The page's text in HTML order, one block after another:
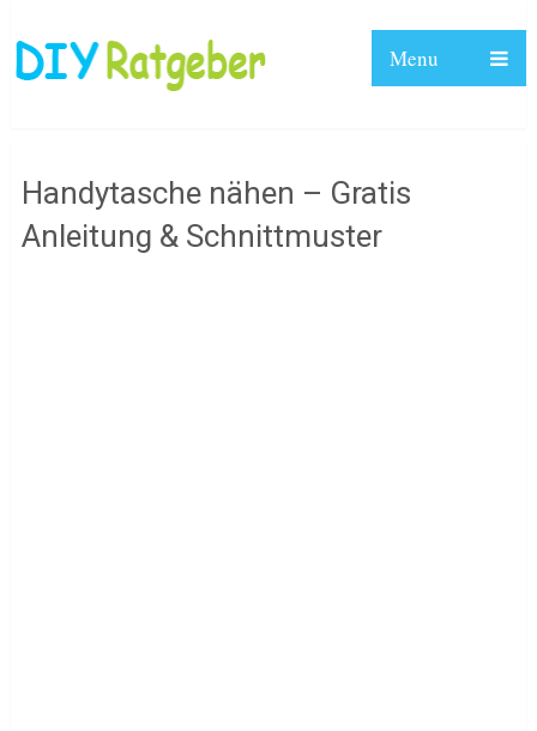
Menu
Handytasche nähen – Gratis
Anleitung & Schnittmuster